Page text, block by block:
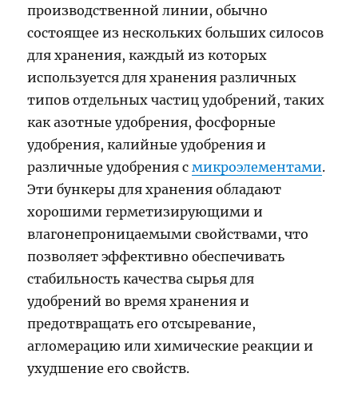
производственной линии, обычно
состоящее из нескольких больших силосов
для хранения, каждый из которых
используется для хранения различных
типов отдельных частиц удобрений, таких
как азотные удобрения, фосфорные
удобрения, калийные удобрения и
различные удобрения смикроэлементами.
Эти бункеры для хранения обладают
хорошими герметизирующими и
влагонепроницаемыми свойствами, что
позволяет эффективно обеспечивать
стабильность качества сырья для
удобрений во время хранения и
предотвращать его отсыревание,
агломерацию или химические реакции и
ухудшение его свойств.